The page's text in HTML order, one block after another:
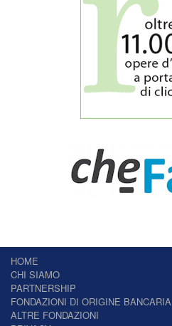
HOME
CHI SIAMO
PARTNERSHIP
FONDAZIONI DI ORIGINE BANCARIA
ALTRE FONDAZIONI